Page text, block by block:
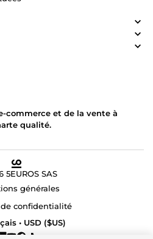
commerce et de la vente à
qualité.
5EUROS SAS
générales
confidentialité
• USD ($US)